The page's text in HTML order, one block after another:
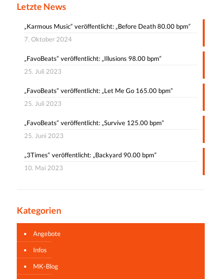
Letzte News
„Karmous Music“ veröffentlicht: „Before Death 80.00 bpm“
7. Oktober 2024
„FavoBeats“ veröffentlicht: „Illusions 98.00 bpm“
25. Juli 2023
„FavoBeats“ veröffentlicht: „Let Me Go 165.00 bpm“
25. Juli 2023
„FavoBeats“ veröffentlicht: „Survive 125.00 bpm“
25. Juni 2023
„3Times“ veröffentlicht: „Backyard 90.00 bpm“
10. Mai 2023
Kategorien
Angebote
Infos
MK-Blog